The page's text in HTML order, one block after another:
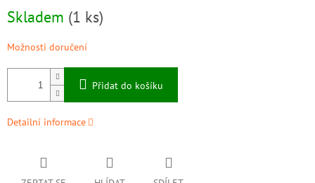
cena:
Skladem (1 ks)
Možnosti doručení
Přidat do košíku
Detailní informace